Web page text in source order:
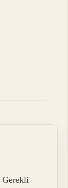
Gerekli